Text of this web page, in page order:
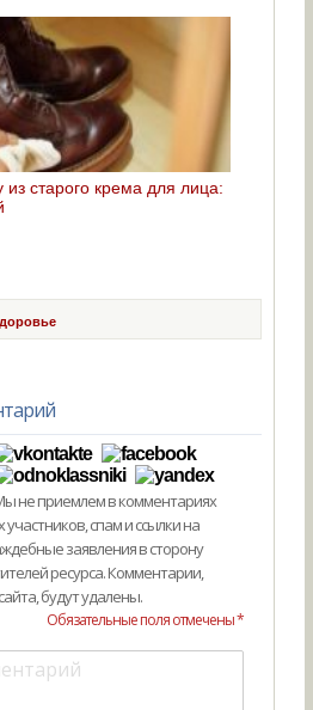
из старого крема для лица:
не приемлем в комментариях
участников, спам и ссылки на
заявления в сторону
ресурса. Комментарии,
будут удалены.
Обязательные поля отмечены *